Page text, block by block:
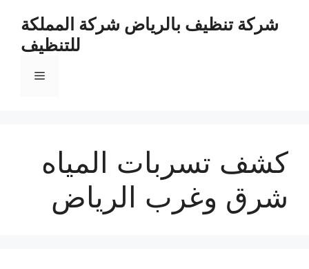
شركة تنظيف بالرياض شركة المملكة
للتنظيف
القائمة
كشف تسربات المياه
شرق وغرب الرياض